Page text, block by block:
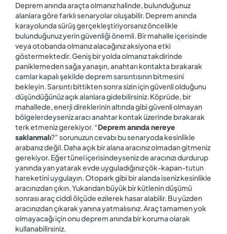
Deprem anında araçta olmanız halinde, bulunduğunuz
alanlara göre farklı senaryolar oluşabilir. Deprem anında
karayolunda sürüş gerçekleştiriyorsanız öncelikle
bulunduğunuz yerin güvenliği önemli. Bir mahalle içerisinde
veya otobanda olmanız alacağınız aksiyona etki
göstermektedir. Geniş bir yolda olmanız takdirinde
paniklemeden sağa yanaşın, anahtarı kontakta bırakarak
camlar kapalı şekilde deprem sarsıntısının bitmesini
bekleyin. Sarsıntı bittikten sonra sizin için güvenli olduğunu
düşündüğünüz açık alanlara gidebilirsiniz. Köprüde, bir
mahallede, enerji direklerinin altında gibi güvenli olmayan
bölgelerdeyseniz aracı anahtar kontak üzerinde bırakarak
terk etmeniz gerekiyor. “Deprem anında nereye
saklanmalı?” sorunuzun cevabı bu senaryoda kesinlikle
arabanız değil. Daha açık bir alana aracınız olmadan gitmeniz
gerekiyor. Eğer tünel içerisindeyseniz de aracınızı durdurup
yanında yan yatarak evde uyguladığınız çök-kapan-tutun
hareketini uygulayın. Otopark gibi bir alanda iseniz kesinlikle
aracınızdan çıkın. Yukarıdan büyük bir kütlenin düşümü
sonrası araç ciddi ölçüde ezilerek hasar alabilir. Bu yüzden
aracınızdan çıkarak yanına yatmalısınız. Araç tamamen yok
olmayacağı için onu deprem anında bir koruma olarak
kullanabilirsiniz.